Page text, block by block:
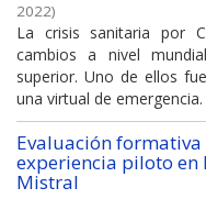
2022)
La crisis sanitaria por
cambios a nivel
superior. Uno de ellos
una virtual de
Evaluación formativa
experiencia piloto
Mistral